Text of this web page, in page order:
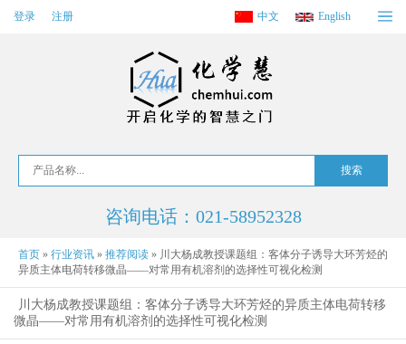
登录 注册 中文 English
咨询电话：021-58952328
首页 » 行业资讯 » 推荐阅读 » 川大杨成教授课题组：客体分子诱导大环芳烃的
异质主体电荷转移微晶——对常用有机溶剂的选择性可视化检测
川大杨成教授课题组：客体分子诱导大环芳烃的异质主体电荷转移
微晶——对常用有机溶剂的选择性可视化检测